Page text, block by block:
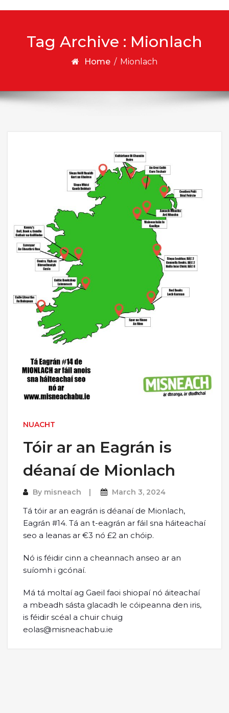
Tag Archive : Mionlach
Home / Mionlach
NUACHT
Tóir ar an Eagrán is
déanaí de Mionlach
By misneach March 3, 2024
Tá tóir ar an eagrán is déanaí de Mionlach,
Eagrán #14. Tá an t-eagrán ar fáil sna háiteachaí
seo a leanas ar €3 nó £2 an chóip.
Nó is féidir cinn a cheannach anseo ar an
suíomh i gcónaí.
Má tá moltaí ag Gaeil faoi shiopaí nó áiteachaí
a mbeadh sásta glacadh le cóipeanna den iris,
is féidir scéal a chuir chuig
eolas@misneachabu.ie